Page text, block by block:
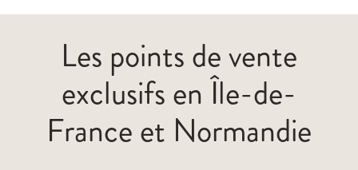
Les points de vente
exclusifs en Île-de-
France et Normandie